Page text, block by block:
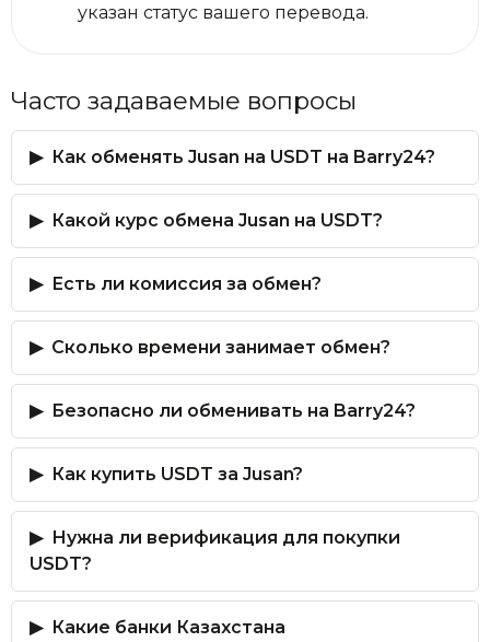
указан статус вашего перевода.
Часто задаваемые вопросы
Как обменять Jusan на USDT на Barry24?
Какой курс обмена Jusan на USDT?
Есть ли комиссия за обмен?
Сколько времени занимает обмен?
Безопасно ли обменивать на Barry24?
Как купить USDT за Jusan?
Нужна ли верификация для покупки
USDT?
Какие банки Казахстана